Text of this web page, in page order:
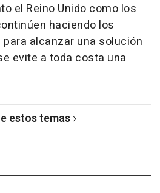
el Reino Unido como los
haciendo los
alcanzar una solución
evite a toda costa una
estos temas